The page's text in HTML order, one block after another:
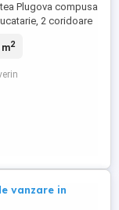
Plugova compusa
2 coridoare
acces auto,
construite in
cotete pentru
2
vanzare in